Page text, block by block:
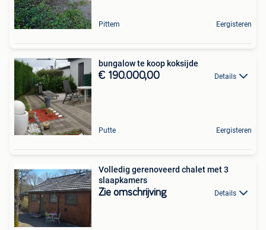
Pittem Eergisteren
bungalow te koop koksijde
€ 190.000,00 Details
Putte Eergisteren
Volledig gerenoveerd chalet met 3
slaapkamers
Zie omschrijving Details